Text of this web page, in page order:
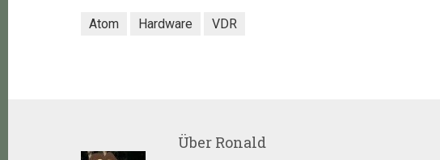
Atom Hardware VDR
Über Ronald